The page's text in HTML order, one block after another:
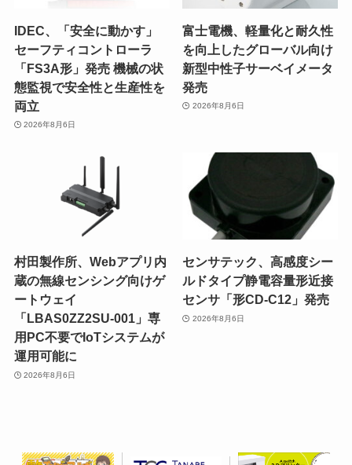
IDEC、「安全に動かす」
セーフティコントローラ
「FS3A形」発売 機械の状
態監視で安全性と生産性を
両立
2026年8月6日
富士電機、軽量化と耐久性
を向上したグローバル向け
新型中性子サーベイメータ
発売
2026年8月6日
村田製作所、Webアプリ内
蔵の無線センシング向けゲ
ートウェイ
「LBAS0ZZ2SU-001」専
用PC不要でIoTシステムが
運用可能に
2026年8月6日
センサテック、高感度シー
ルドタイプ静電容量形近接
センサ「形CD-C12」発売
2026年8月6日